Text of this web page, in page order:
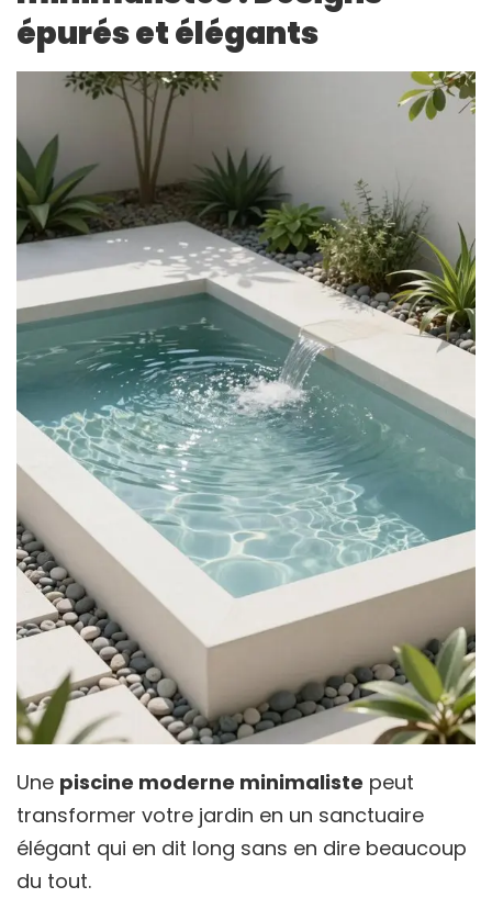
épurés et élégants
Une piscine moderne minimaliste peut
transformer votre jardin en un sanctuaire
élégant qui en dit long sans en dire beaucoup
du tout.